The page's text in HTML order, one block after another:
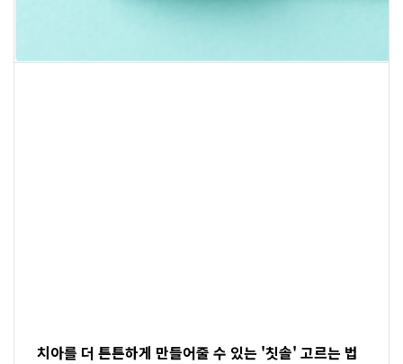
치아를 더 튼튼하게 만들어줄 수 있는 '칫솔' 고르는 법